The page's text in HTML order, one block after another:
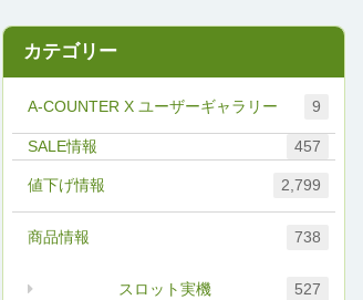
カテゴリー
A-COUNTER X ユーザーギャラリー 9
457
値下げ情報 2,799
商品情報 738
スロット実機 527